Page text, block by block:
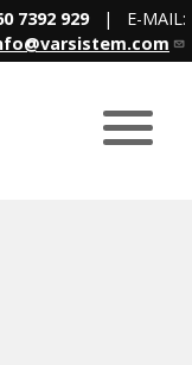
7392 929| E-MAIL: